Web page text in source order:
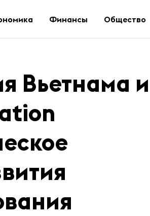
Финансы Общество
Вьетнама и